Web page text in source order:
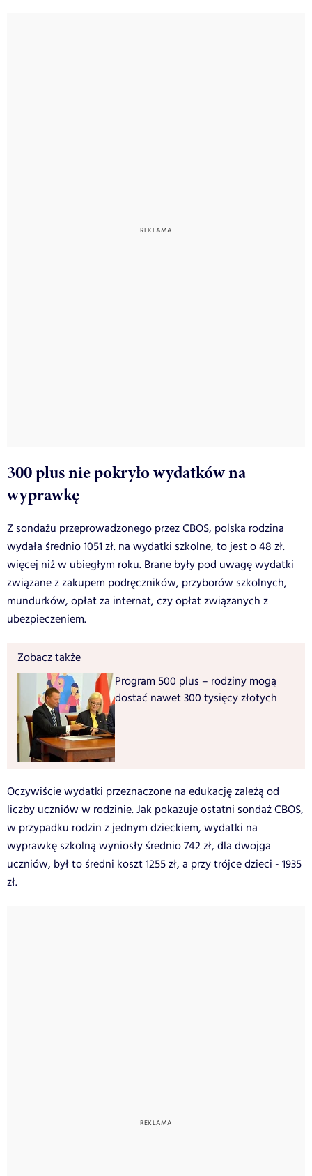
300 plus nie pokryło wydatków na
wyprawkę
Z sondażu przeprowadzonego przez CBOS, polska rodzina
wydała średnio 1051 zł. na wydatki szkolne, to jest o 48 zł.
więcej niż w ubiegłym roku. Brane były pod uwagę wydatki
związane z zakupem podręczników, przyborów szkolnych,
mundurków, opłat za internat, czy opłat związanych z
ubezpieczeniem.
Zobacz także
Program 500 plus – rodziny mogą
dostać nawet 300 tysięcy złotych
Oczywiście wydatki przeznaczone na edukację zależą od
liczby uczniów w rodzinie. Jak pokazuje ostatni sondaż CBOS,
w przypadku rodzin z jednym dzieckiem, wydatki na
wyprawkę szkolną wyniosły średnio 742 zł, dla dwojga
uczniów, był to średni koszt 1255 zł, a przy trójce dzieci - 1935
zł.